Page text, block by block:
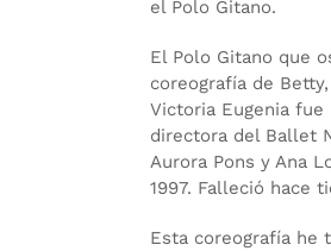
el Polo Gitano.
El Polo Gitano que
coreografía de
Victoria Eugenia fue
directora del Ballet
Aurora Pons y Ana
1997. Falleció hace
Esta coreografía he